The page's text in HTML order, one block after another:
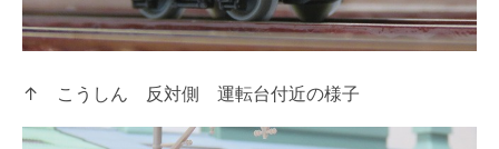
↑ こうしん 反対側 運転台付近の様子